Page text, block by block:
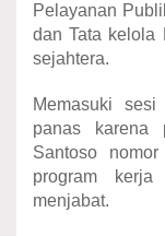
Pelayanan
dan Tata kelola
sejahtera.
Memasuki
panas karena
Santoso
program
menjabat.